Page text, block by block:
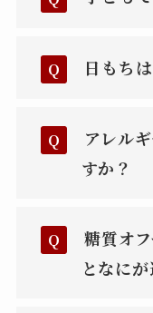
Q 日もち
Q
アレル
すか？
Q
糖質オ
となに